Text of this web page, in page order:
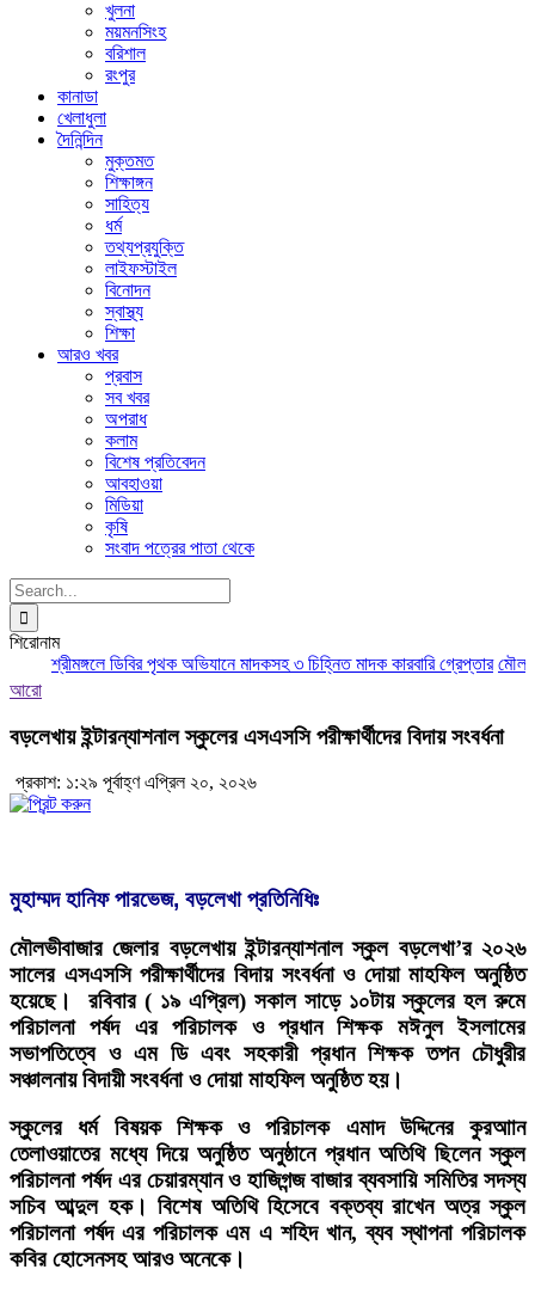
খুলনা
ময়মনসিংহ
বরিশাল
রংপুর
কানাডা
খেলাধুলা
দৈনিন্দিন
মুক্তমত
শিক্ষাঙ্গন
সাহিত্য
ধর্ম
তথ্যপ্রযুক্তি
লাইফস্টাইল
বিনোদন
স্বাস্থ্য
শিক্ষা
আরও খবর
প্রবাস
সব খবর
অপরাধ
কলাম
বিশেষ প্রতিবেদন
আবহাওয়া
মিডিয়া
কৃষি
সংবাদ পত্রের পাতা থেকে
Search
for:
শিরোনাম
শ্রীমঙ্গলে ডিবির পৃথক অভিযানে মাদকসহ ৩ চিহ্নিত মাদক কারবারি গ্রেপ্তার
আরো
বড়লেখায় ইন্টারন্যাশনাল স্কুলের এসএসসি পরীক্ষার্থীদের বিদায় সংবর্ধনা
প্রকাশ: ১:২৯ পূর্বাহ্ণ এপ্রিল ২০, ২০২৬
মুহাম্মদ হানিফ পারভেজ, বড়লেখা প্রতিনিধিঃ
মৌলভীবাজার জেলার বড়লেখায় ইন্টারন্যাশনাল স্কুল বড়লেখা’র ২০২৬
সালের এসএসসি পরীক্ষার্থীদের বিদায় সংবর্ধনা ও দোয়া মাহফিল অনুষ্ঠিত
হয়েছে। রবিবার ( ১৯ এপ্রিল) সকাল সাড়ে ১০টায় স্কুলের হল রুমে
পরিচালনা পর্ষদ এর পরিচালক ও প্রধান শিক্ষক মঈনুল ইসলামের
সভাপতিত্বে ও এম ডি এবং সহকারী প্রধান শিক্ষক তপন চৌধুরীর
সঞ্চালনায় বিদায়ী সংবর্ধনা ও দোয়া মাহফিল অনুষ্ঠিত হয়।
স্কুলের ধর্ম বিষয়ক শিক্ষক ও পরিচালক এমাদ উদ্দিনের কুরআান
তেলাওয়াতের মধ্যে দিয়ে অনুষ্ঠিত অনুষ্ঠানে প্রধান অতিথি ছিলেন স্কুল
পরিচালনা পর্ষদ এর চেয়ারম্যান ও হাজিগন্জ বাজার ব্যবসায়ি সমিতির সদস্য
সচিব আব্দুল হক। বিশেষ অতিথি হিসেবে বক্তব্য রাখেন অত্র স্কুল
পরিচালনা পর্ষদ এর পরিচালক এম এ শহিদ খান, ব্যব স্থাপনা পরিচালক
কবির হোসেনসহ আরও অনেকে।